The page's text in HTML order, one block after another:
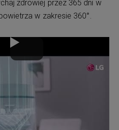
zdrowiej przez 365 dni w
w zakresie 360°.